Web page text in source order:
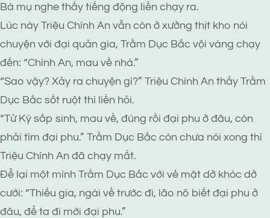
Bà mụ nghe thấy tiếng động liền chạy ra.
Lúc này Triệu Chính An vẫn còn ở xưởng thịt kho nói
chuyện với đại quản gia, Trầm Dục Bắc vội vàng chạy
đến: “Chính An, mau về nhà.”
“Sao vậy? Xảy ra chuyện gì?” Triệu Chính An thấy Trầm
Dục Bắc sốt ruột thì liền hỏi.
“Tử Kỳ sắp sinh, mau về, đúng rồi đại phu ở đâu, còn
phải tìm đại phu.” Trầm Dục Bắc còn chưa nói xong thì
Triệu Chính An đã chạy mất.
Để lại một mình Trầm Dục Bắc với vẻ mặt dở khóc dở
cười: “Thiếu gia, ngài về trước đi, lão nô biết đại phu ở
đâu, để ta đi mời đại phu.”